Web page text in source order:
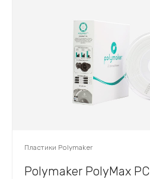
Пластики Polymaker
Polymaker PolyMax PC